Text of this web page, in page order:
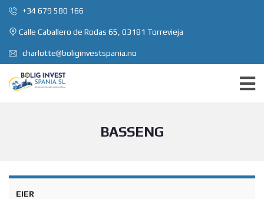
+34 679 580 166
Calle Caballero de Rodas 65, 03181 Torrevieja
charlotte@boliginvestspania.no
BASSENG
EIER